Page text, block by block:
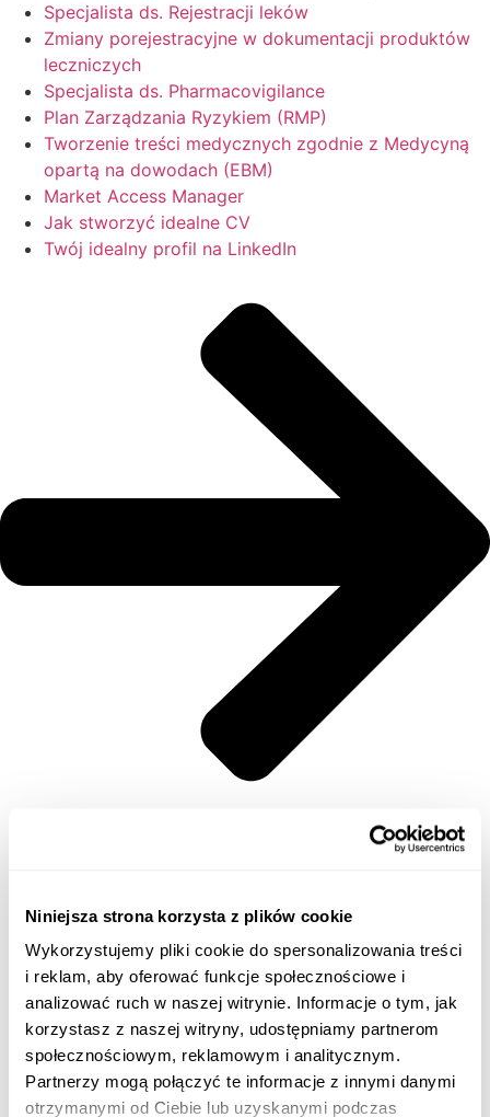
Niniejsza strona korzysta z plików cookie
Wykorzystujemy pliki cookie do spersonalizowania treści
i reklam, aby oferować funkcje społecznościowe i
analizować ruch w naszej witrynie. Informacje o tym, jak
korzystasz z naszej witryny, udostępniamy partnerom
społecznościowym, reklamowym i analitycznym.
Partnerzy mogą połączyć te informacje z innymi danymi
otrzymanymi od Ciebie lub uzyskanymi podczas
Specjalista ds. Rejestracji leków
Zmiany porejestracyjne w dokumentacji produktów
leczniczych
Specjalista ds. Pharmacovigilance
Plan Zarządzania Ryzykiem (RMP)
Tworzenie treści medycznych zgodnie z Medycyną
opartą na dowodach (EBM)
Market Access Manager
Jak stworzyć idealne CV
Twój idealny profil na LinkedIn